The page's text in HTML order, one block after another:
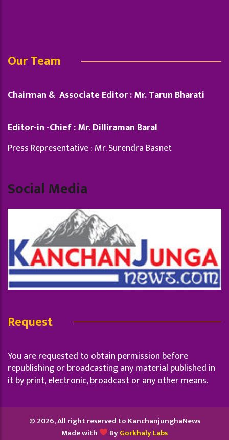
Our Team
Chairman & Associate Editor : Mr. Tarun Bharati
Editor-in -Chief : Mr. Dilliraman Baral
Press Representative : Mr. Surendra Basnet
Social Media
Request
You are requested to obtain permission before
republishing or broadcasting any material published in
it by print, electronic, broadcast or any other means.
© 2026, All right reserved to KanchanjunghaNews
Made with
ByGorkhaly Labs